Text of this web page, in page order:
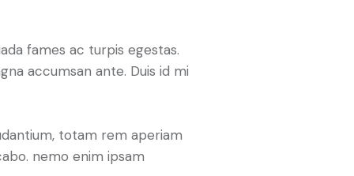
fames ac turpis egestas.
accumsan ante. Duis id mi
totam rem aperiam
nemo enim ipsam